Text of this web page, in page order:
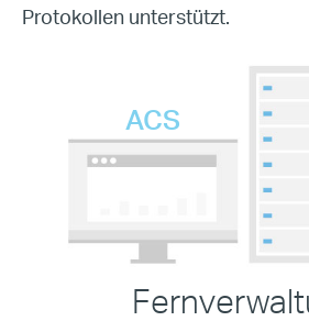
Protokollen unterstützt.
ACS